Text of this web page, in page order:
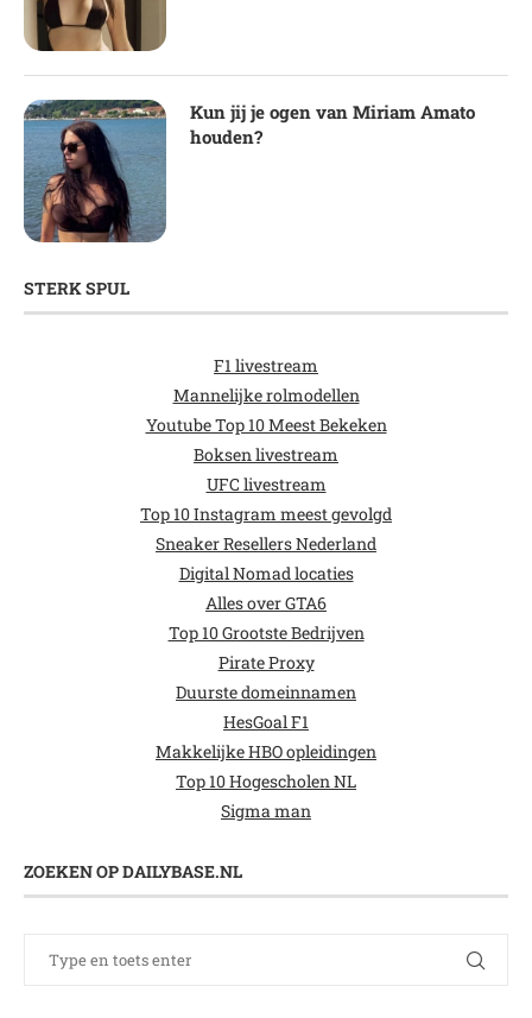
Kun jij je ogen van Miriam Amato
houden?
STERK SPUL
F1 livestream
Mannelijke rolmodellen
Youtube Top 10 Meest Bekeken
Boksen livestream
UFC livestream
Top 10 Instagram meest gevolgd
Sneaker Resellers Nederland
Digital Nomad locaties
Alles over GTA6
Top 10 Grootste Bedrijven
Pirate Proxy
Duurste domeinnamen
HesGoal F1
Makkelijke HBO opleidingen
Top 10 Hogescholen NL
Sigma man
ZOEKEN OP DAILYBASE.NL